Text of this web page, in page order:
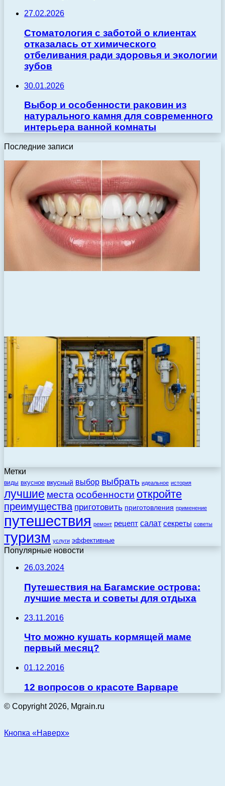
27.02.2026
Стоматология с заботой о клиентах
отказалась от химического
отбеливания ради здоровья и экологии
зубов
30.01.2026
Выбор и особенности раковин из
натурального камня для современного
интерьера ванной комнаты
Последние записи
Метки
виды вкусное вкусный выбор выбрать идеальное история
лучшие места особенности откройте
преимущества приготовить приготовления применение
путешествия ремонт рецепт салат секреты советы
туризм услуги эффективные
Популярные новости
26.03.2024
Путешествия на Багамские острова:
лучшие места и советы для отдыха
23.11.2016
Что можно кушать кормящей маме
первый месяц?
01.12.2016
12 вопросов о красоте Варваре
© Copyright 2026, Mgrain.ru
Кнопка «Наверх»